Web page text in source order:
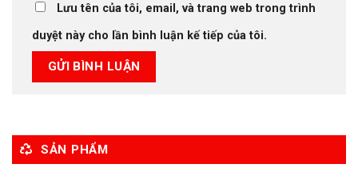
Lưu tên của tôi, email, và trang web trong trình
duyệt này cho lần bình luận kế tiếp của tôi.
SẢN PHẨM